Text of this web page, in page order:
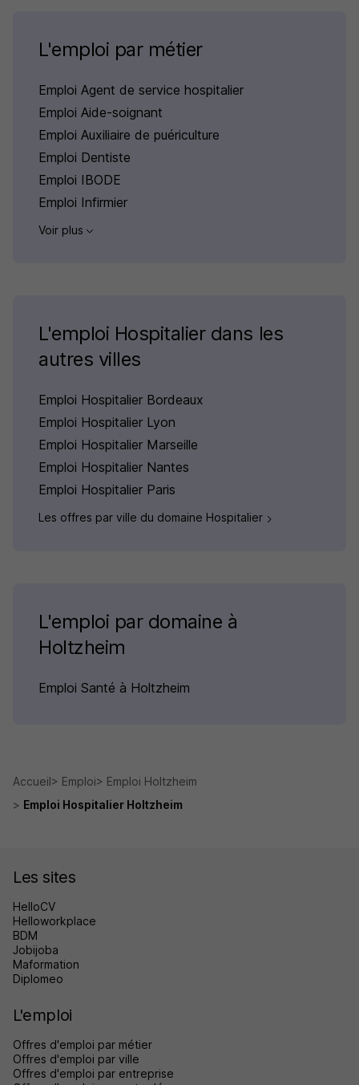
L'emploi par métier
Emploi Agent de service hospitalier
Emploi Aide-soignant
Emploi Auxiliaire de puériculture
Emploi Dentiste
Emploi IBODE
Emploi Infirmier
Voir plus
L'emploi Hospitalier dans les
autres villes
Emploi Hospitalier Bordeaux
Emploi Hospitalier Lyon
Emploi Hospitalier Marseille
Emploi Hospitalier Nantes
Emploi Hospitalier Paris
Les offres par ville du domaine Hospitalier
L'emploi par domaine à
Holtzheim
Emploi Santé à Holtzheim
Accueil Emploi
Emploi Holtzheim
Emploi Hospitalier Holtzheim
Les sites
HelloCV
Helloworkplace
BDM
Jobijoba
Maformation
Diplomeo
L'emploi
Offres d'emploi par métier
Offres d'emploi par ville
Offres d'emploi par entreprise